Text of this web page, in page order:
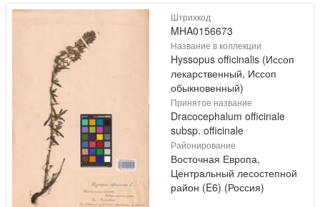
Штрихкод
MHA0156673
Название в коллекции
Hyssopus officinalis (Иссоп
лекарственный, Иссоп
обыкновенный)
Принятое название
Dracocephalum officinale
subsp. officinale
Районирование
Восточная Европа,
Центральный лесостепной
район (E6) (Россия)